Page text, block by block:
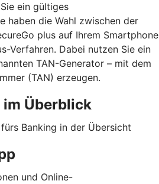
ein gültiges
haben die Wahl zwischen der
plus auf Ihrem Smartphone
Verfahren. Dabei nutzen Sie ein
TAN-Generator – mit dem
(TAN) erzeugen.
Überblick
Banking in der Übersicht
und Online-